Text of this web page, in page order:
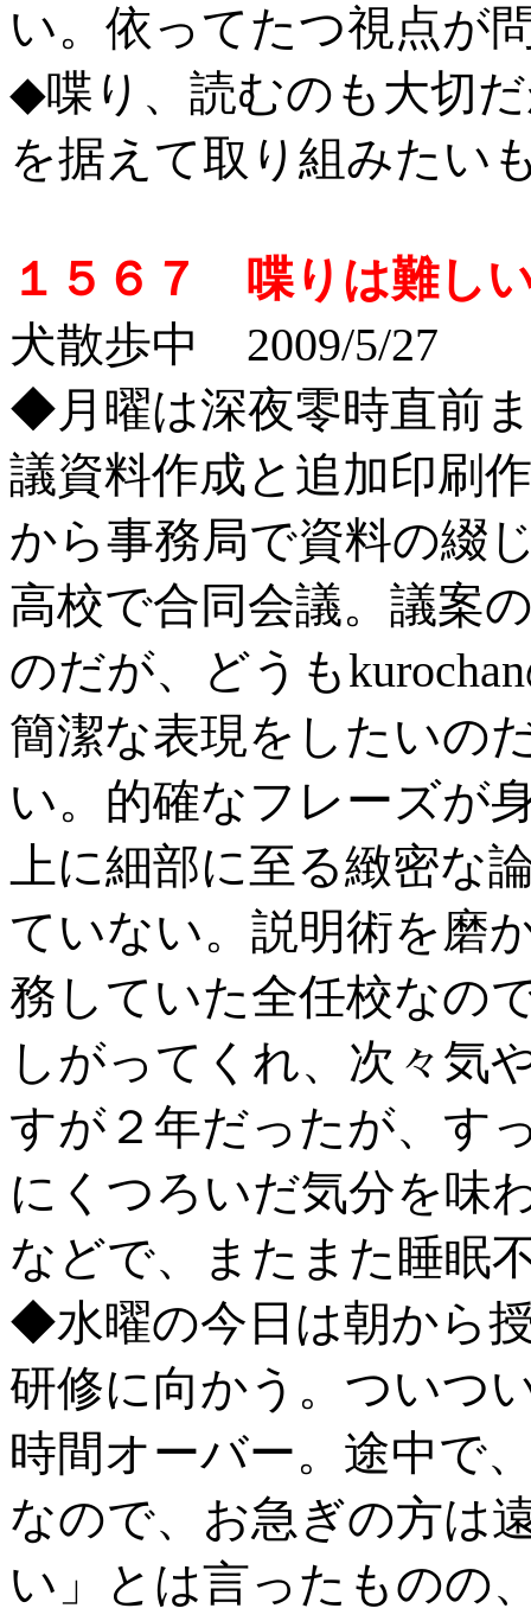
い。依ってたつ視点が
◆喋り、読むのも大切
を据えて取り組みたい
１５６７ 喋りは難し
犬散歩中 2009/5/27
◆月曜は深夜零時直前
議資料作成と追加印刷
から事務局で資料の綴
高校で合同会議。議案
のだが、どうも
簡潔な表現をしたいの
い。的確なフレーズが
上に細部に至る緻密な
ていない。説明術を磨
務していた全任校なの
しがってくれ、次々気
すが２年だったが、す
にくつろいだ気分を味
などで、またまた睡眠
◆水曜の今日は朝から
研修に向かう。ついつ
時間オーバー。途中で
なので、お急ぎの方は
い」とは言ったものの